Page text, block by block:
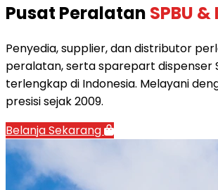
Pusat Peralatan SPBU
Penyedia, supplier, dan distributor
peralatan, serta sparepart dispenser
terlengkap di Indonesia. Melayani
presisi sejak 2009.
Belanja Sekarang